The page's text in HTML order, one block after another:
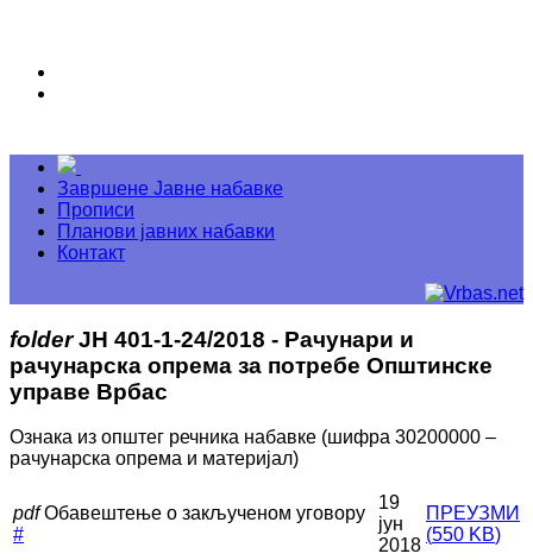
Завршене Јавне набавке
Прописи
Планови јавних набавки
Контакт
folder ЈН 401-1-24/2018 - Рачунари и
рачунарска опрема за потребe Општинске
управе Врбас
Ознака из општег речника набавке (шифра 30200000 –
рачунарска опрема и материјал)
pdf Обавештење о закљученом уговору
#
19
јун
2018
ПРЕУЗМИ
(550 KB)